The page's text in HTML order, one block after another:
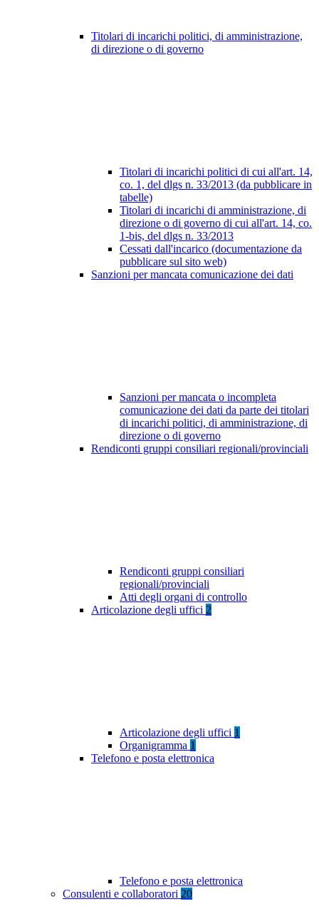
Titolari di incarichi politici, di amministrazione,
di direzione o di governo
Titolari di incarichi politici di cui all'art. 14,
co. 1, del dlgs n. 33/2013 (da pubblicare in
tabelle)
Titolari di incarichi di amministrazione, di
direzione o di governo di cui all'art. 14, co.
1-bis, del dlgs n. 33/2013
Cessati dall'incarico (documentazione da
pubblicare sul sito web)
Sanzioni per mancata comunicazione dei dati
Sanzioni per mancata o incompleta
comunicazione dei dati da parte dei titolari
di incarichi politici, di amministrazione, di
direzione o di governo
Rendiconti gruppi consiliari regionali/provinciali
Rendiconti gruppi consiliari
regionali/provinciali
Atti degli organi di controllo
Articolazione degli uffici 2
Articolazione degli uffici 1
Organigramma 1
Telefono e posta elettronica
Telefono e posta elettronica
Consulenti e collaboratori 20